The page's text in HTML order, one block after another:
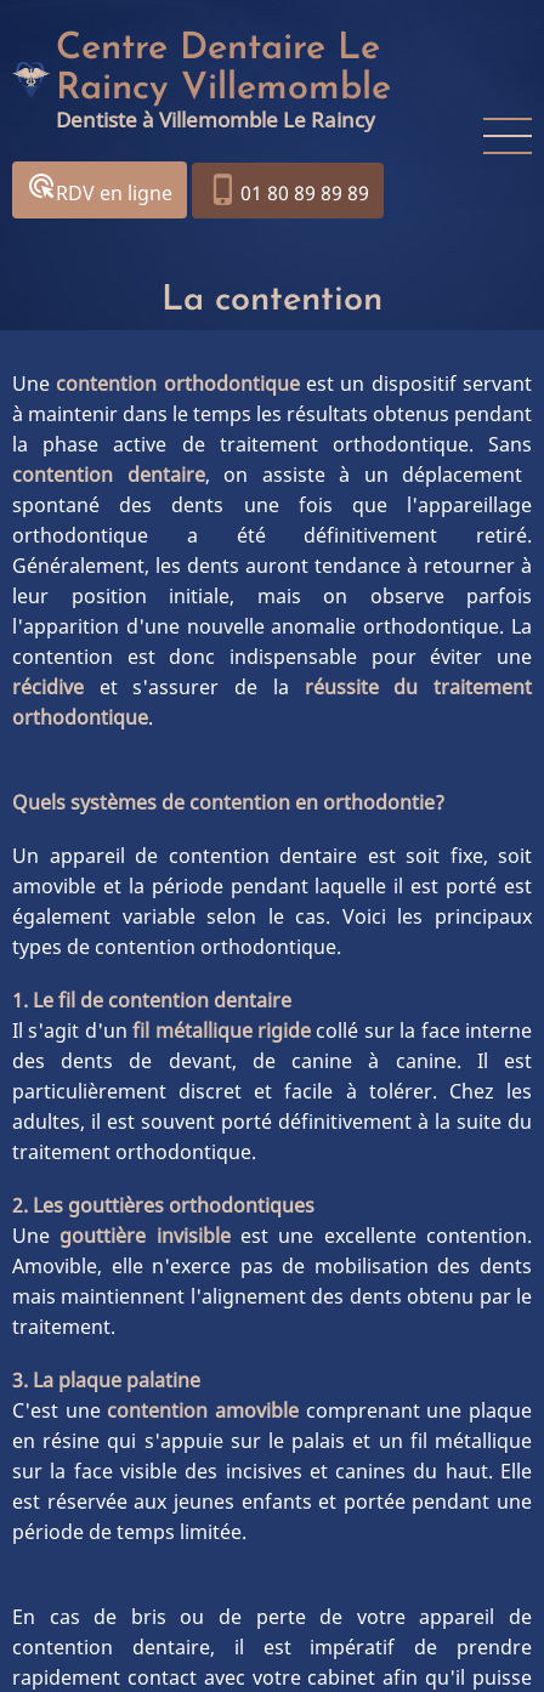
contenu
principal
Centre Dentaire Le
Raincy Villemomble
Dentiste à Villemomble Le Raincy
ads_clickRDV en ligne phone_iphone 01 80 89 89 89
La contention
Une contention orthodontique est un dispositif servant
à maintenir dans le temps les résultats obtenus pendant
la phase active de traitement orthodontique. Sans
contention dentaire, on assiste à un déplacement
spontané des dents une fois que l'appareillage
orthodontique a été définitivement retiré.
Généralement, les dents auront tendance à retourner à
leur position initiale, mais on observe parfois
l'apparition d'une nouvelle anomalie orthodontique. La
contention est donc indispensable pour éviter une
récidive et s'assurer de la réussite du traitement
orthodontique.
Quels systèmes de contention en orthodontie?
Un appareil de contention dentaire est soit fixe, soit
amovible et la période pendant laquelle il est porté est
également variable selon le cas. Voici les principaux
types de contention orthodontique.
1. Le fil de contention dentaire
Il s'agit d'un fil métallique rigide collé sur la face interne
des dents de devant, de canine à canine. Il est
particulièrement discret et facile à tolérer. Chez les
adultes, il est souvent porté définitivement à la suite du
traitement orthodontique.
2. Les gouttières orthodontiques
Une gouttière invisibleest une excellente contention.
Amovible, elle n'exerce pas de mobilisation des dents
mais maintiennent l'alignement des dents obtenu par le
traitement.
3. La plaque palatine
C'est une contention amovible comprenant une plaque
en résine qui s'appuie sur le palais et un fil métallique
sur la face visible des incisives et canines du haut. Elle
est réservée aux jeunes enfants et portée pendant une
période de temps limitée.
En cas de bris ou de perte de votre appareil de
contention dentaire, il est impératif de prendre
rapidement contact avec votre cabinet afin qu'il puisse